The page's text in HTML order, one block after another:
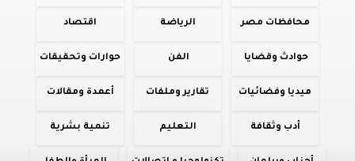
محافظات مصر الرياضة اقتصاد
حوادث وقضايا الفن حوارات وتحقيقات
ميديا وفضائيات تقارير وملفات أعمدة ومقالات
أدب وثقافة التعليم تنمية بشرية